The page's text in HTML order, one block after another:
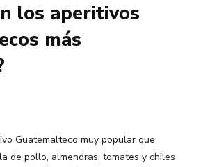
los aperitivos
más
Guatemalteco muy popular que
de pollo, almendras, tomates y chiles